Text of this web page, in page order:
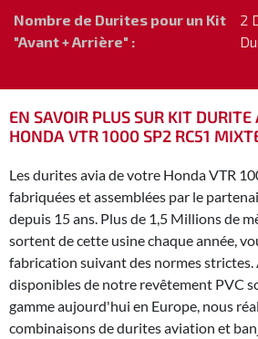
Nombre de Durites pour un Kit
"Avant + Arrière" :
2
EN SAVOIR PLUS SUR KIT
HONDA VTR 1000 SP2 RC51
Les durites avia de votre Honda VTR
fabriquées et assemblées par le
depuis 15 ans. Plus de 1,5 Millions de
sortent de cette usine chaque année,
fabrication suivant des normes strictes.
disponibles de notre revêtement PVC
gamme aujourd'hui en Europe, nous
combinaisons de durites aviation et